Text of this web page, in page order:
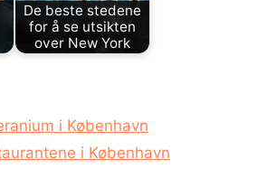
De beste stedene
for å se utsikten
over New York
i København
i København